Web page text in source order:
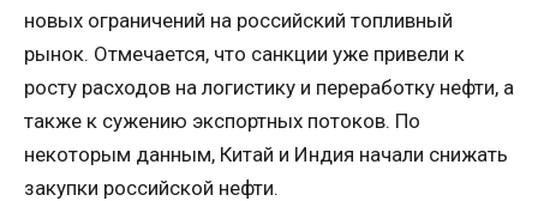
новых ограничений на российский топливный
рынок. Отмечается, что санкции уже привели к
росту расходов на логистику и переработку нефти, а
также к сужению экспортных потоков. По
некоторым данным, Китай и Индия начали снижать
закупки российской нефти.